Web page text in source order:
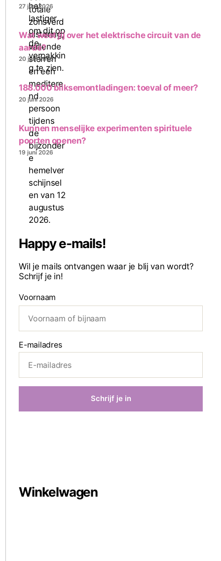
27 juni 2026
Wat weet jij over het elektrische circuit van de
aarde?
20 juni 2026
188.000 bliksemontladingen: toeval of meer?
20 juni 2026
Kunnen menselijke experimenten spirituele
poorten openen?
19 juni 2026
Happy e-mails!
Wil je mails ontvangen waar je blij van wordt?
Schrijf je in!
Voornaam
E-mailadres
Winkelwagen